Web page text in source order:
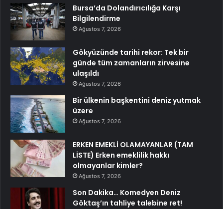
Bursa’da Dolandırıcılığa Karşı
Bilgilendirme
Ağustos 7, 2026
Gökyüzünde tarihi rekor: Tek bir
günde tüm zamanların zirvesine
ulaşıldı
Ağustos 7, 2026
Bir ülkenin başkentini deniz yutmak
üzere
Ağustos 7, 2026
ERKEN EMEKLİ OLAMAYANLAR (TAM
LİSTE) Erken emeklilik hakkı
olmayanlar kimler?
Ağustos 7, 2026
Son Dakika… Komedyen Deniz
Göktaş’ın tahliye talebine ret!